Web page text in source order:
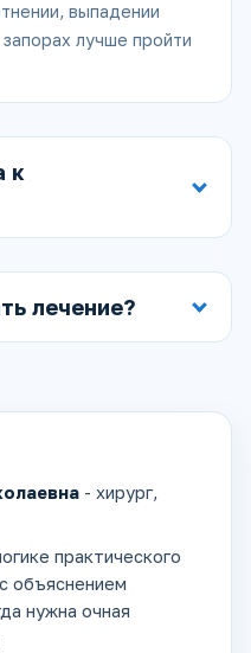
выпадении
лучше пройти
к
лечение?
- хирург,
практического
объяснением
нужна очная